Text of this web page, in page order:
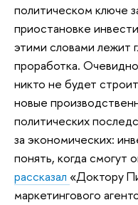
политическом ключе
приостановке
этими словами лежит
проработка.
никто не будет
новые
политических
за экономических:
понять, когда смогут
рассказал «Доктору
маркетингового